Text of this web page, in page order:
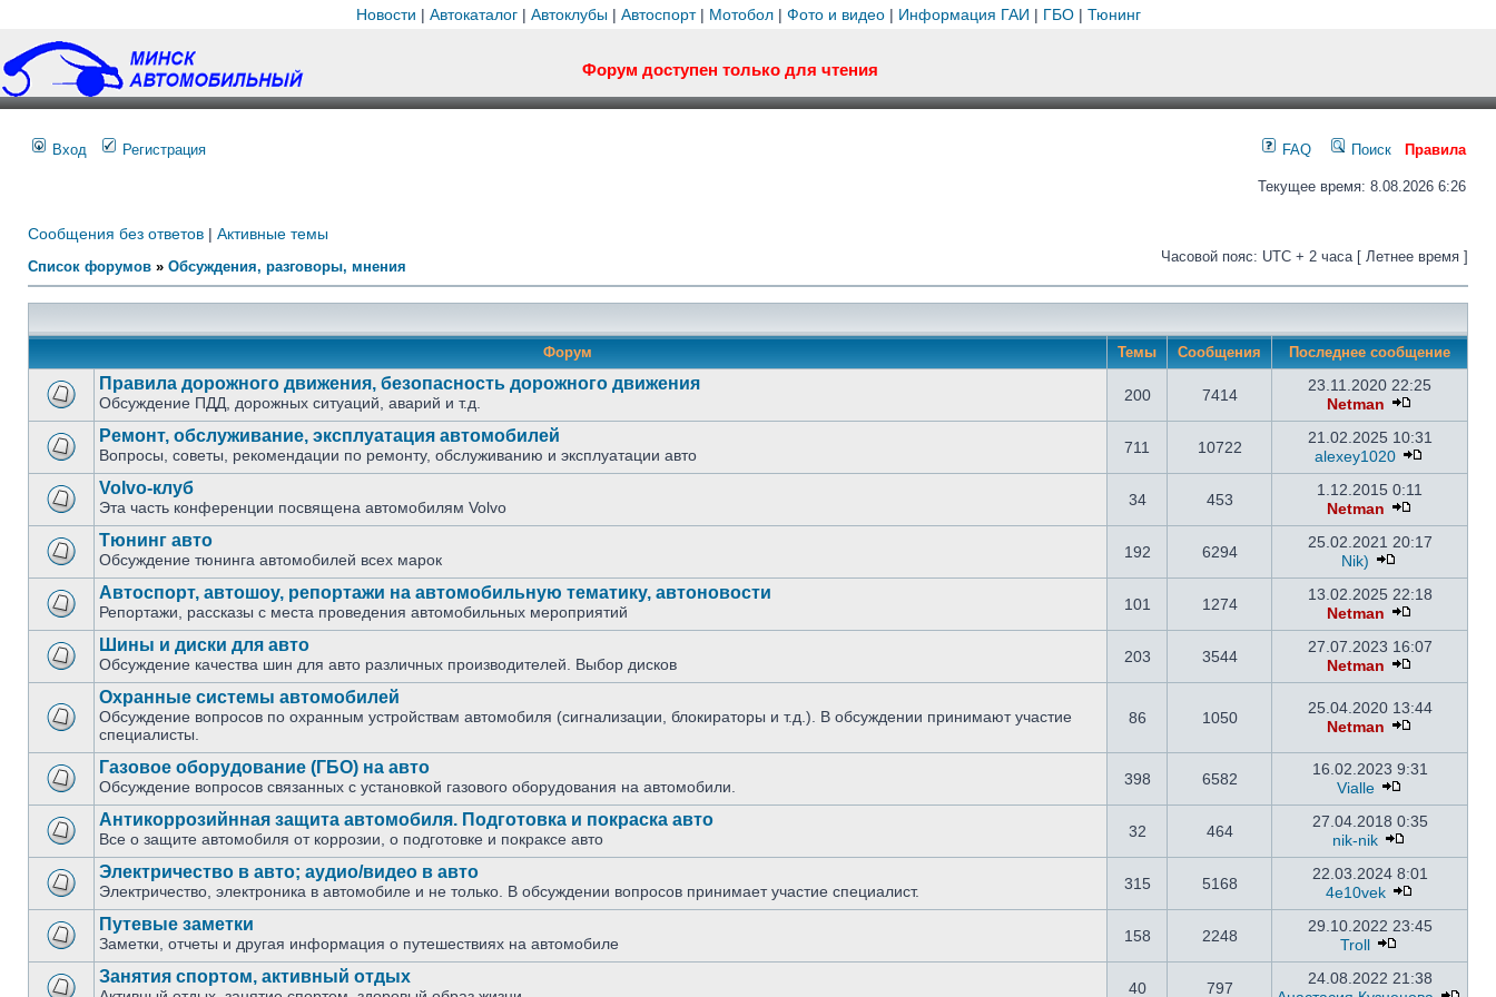
Новости | Автокаталог| Автоклубы| Автоспорт| Мотобол| Фото и видео| Информация ГАИ | ГБО| Тюнинг
Форум доступен только для чтения
Вход Регистрация FAQ Поиск Правила
Текущее время: 8.08.2026 6:26
Сообщения без ответов | Активные темы
Список форумов » Обсуждения, разговоры, мнения
Часовой пояс: UTC + 2 часа [ Летнее время ]
Форум Темы Сообщения Последнее сообщение
Правила дорожного движения, безопасность дорожного движения
Обсуждение ПДД, дорожных ситуаций, аварий и т.д. 200 7414
23.11.2020 22:25
Netman
Ремонт, обслуживание, эксплуатация автомобилей
Вопросы, советы, рекомендации по ремонту, обслуживанию и эксплуатации авто 711 10722
21.02.2025 10:31
alexey1020
Volvo-клуб
Эта часть конференции посвящена автомобилям Volvo 34 453
1.12.2015 0:11
Netman
Тюнинг авто
Обсуждение тюнинга автомобилей всех марок 192 6294
25.02.2021 20:17
Nik)
Автоспорт, автошоу, репортажи на автомобильную тематику, автоновости
Репортажи, рассказы с места проведения автомобильных мероприятий 101 1274
13.02.2025 22:18
Netman
Шины и диски для авто
Обсуждение качества шин для авто различных производителей. Выбор дисков 203 3544
27.07.2023 16:07
Netman
Охранные системы автомобилей
Обсуждение вопросов по охранным устройствам автомобиля (сигнализации, блокираторы и т.д.). В обсуждении принимают участие
специалисты.
86 1050
25.04.2020 13:44
Netman
Газовое оборудование (ГБО) на авто
Обсуждение вопросов связанных с установкой газового оборудования на автомобили. 398 6582
16.02.2023 9:31
Vialle
Антикоррозийнная защита автомобиля. Подготовка и покраска авто
Все о защите автомобиля от коррозии, о подготовке и покраксе авто 32 464
27.04.2018 0:35
nik-nik
Электричество в авто; аудио/видео в авто
Электричество, электроника в автомобиле и не только. В обсуждении вопросов принимает участие специалист. 315 5168
22.03.2024 8:01
4e10vek
Путевые заметки
Заметки, отчеты и другая информация о путешествиях на автомобиле 158 2248
29.10.2022 23:45
Troll
Занятия спортом, активный отдых
40 797
24.08.2022 21:38